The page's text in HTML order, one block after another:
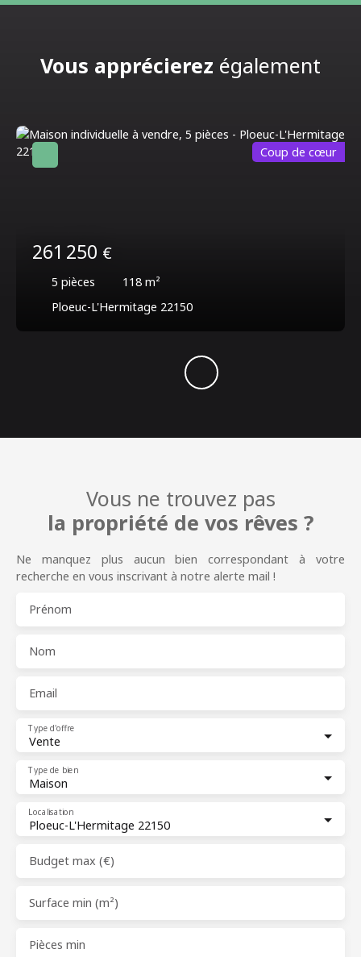
Vous apprécierez également
261 250 €
5 pièces 118 m²
Ploeuc-L'Hermitage 22150
Coup de cœur
Vous ne trouvez pas
la propriété de vos rêves ?
Ne manquez plus aucun bien correspondant à votre
recherche en vous inscrivant à notre alerte mail !
Prénom
Nom
Email
Vente
Type d'offre
Maison
Type de bien
Ploeuc-L'Hermitage 22150
Localisation
Budget max (€)
Surface min (m²)
Pièces min